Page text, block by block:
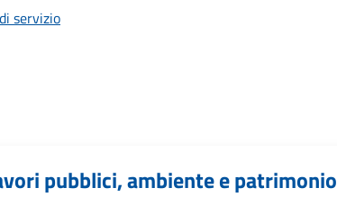
servizio
pubblici, ambiente e patrimonio